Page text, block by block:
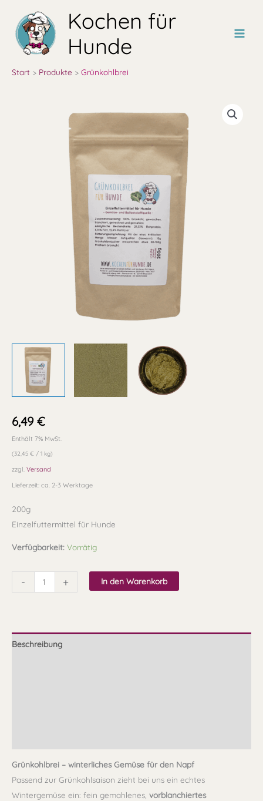
Inhalt
springen
Kochen für
Hunde
Start Produkte Grünkohlbrei
6,49€
Enthält 7% MwSt.
(32,45 € / 1 kg)
zzgl. Versand
Lieferzeit: ca. 2-3 Werktage
200g
Einzelfuttermittel für Hunde
Verfügbarkeit: Vorrätig
- + In den Warenkorb
Beschreibung
Grünkohlbrei – winterliches Gemüse für den Napf
Passend zur Grünkohlsaison zieht bei uns ein echtes
Wintergemüse ein: fein gemahlenes, vorblanchiertes